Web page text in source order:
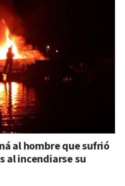
al hombre que sufrió
al incendiarse su